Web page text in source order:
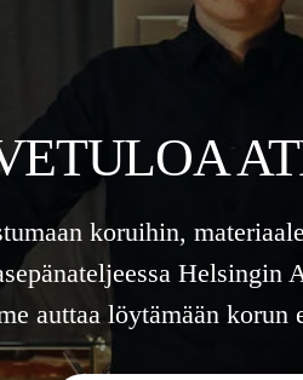
koruihin,
Helsingin
auttaa löytämään korun